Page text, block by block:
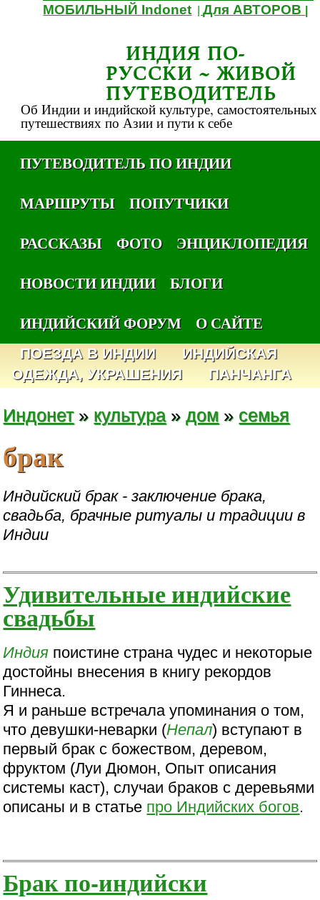
МОБИЛЬНЫЙ Indonet |Для АВТОРОВ
ИНДИЯ ПО-
РУССКИ ~ ЖИВОЙ
ПУТЕВОДИТЕЛЬ
Об Индии и индийской культуре, самостоятельных
путешествиях по Азии и пути к себе
ПУТЕВОДИТЕЛЬ ПО ИНДИИ
МАРШРУТЫ
ПОПУТЧИКИ
РАССКАЗЫ
ФОТО
ЭНЦИКЛОПЕДИЯ
НОВОСТИ ИНДИИ
БЛОГИ
ИНДИЙСКИЙ ФОРУМ
О САЙТЕ
ПОЕЗДА В ИНДИИ
ИНДИЙСКАЯ
ОДЕЖДА, УКРАШЕНИЯ
ПАНЧАНГА
Индонет» культура »дом » семья
брак
Индийский брак - заключение брака,
свадьба, брачные ритуалы и традиции в
Индии
Удивительные индийские
свадьбы
Индия поистине страна чудес и некоторые
достойны внесения в книгу рекордов
Гиннеса.
Я и раньше встречала упоминания о том,
что девушки-неварки (Непал) вступают в
первый брак с божеством, деревом,
фруктом (Луи Дюмон, Опыт описания
системы каст), случаи браков с деревьями
описаны и в статье про Индийских богов.
Брак по-индийски